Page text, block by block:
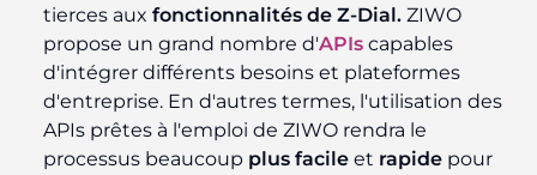
tierces aux fonctionnalités de Z-Dial. ZIWO
propose un grand nombre d'APIs capables
d'intégrer différents besoins et plateformes
d'entreprise. En d'autres termes, l'utilisation des
APIs prêtes à l'emploi de ZIWO rendra le
processus beaucoup plus facile et rapide pour